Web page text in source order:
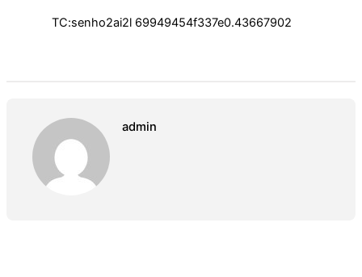
TC:senho2ai2l 69949454f337e0.43667902
admin